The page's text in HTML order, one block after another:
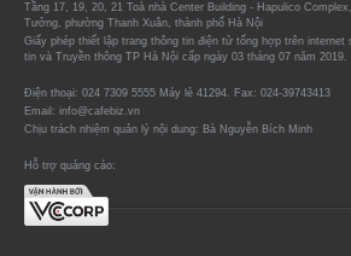
Tầng 17, 19, 20, 21 Toà nhà Center Building - Hapulico
Tưởng, phường Thanh Xuân, thành phố Hà Nội
Giấy phép thiết lập trang thông tin điện tử tổng hợp trên
tin và Truyền thông TP Hà Nội cấp ngày 03 tháng 07 năm 2019.
Điện thoại: 024 7309 5555 Máy lẻ 41294. Fax: 024-39743413
Email: info@cafebiz.vn
Chịu trách nhiệm quản lý nội dung: Bà Nguyễn Bích Minh
Hỗ trợ quảng cáo: